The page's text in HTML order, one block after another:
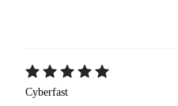
Cyberfast